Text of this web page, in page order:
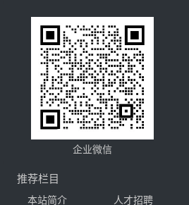
企业微信
推荐栏目
本站简介 人才招聘